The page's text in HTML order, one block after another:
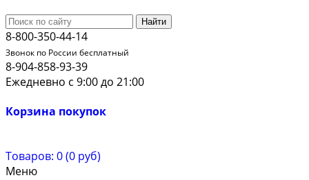
Найти
8-800-350-44-14
Звонок по России бесплатный
8-904-858-93-39
Ежедневно с 9:00 до 21:00
Корзина покупок
Товаров: 0 (0 руб)
Меню